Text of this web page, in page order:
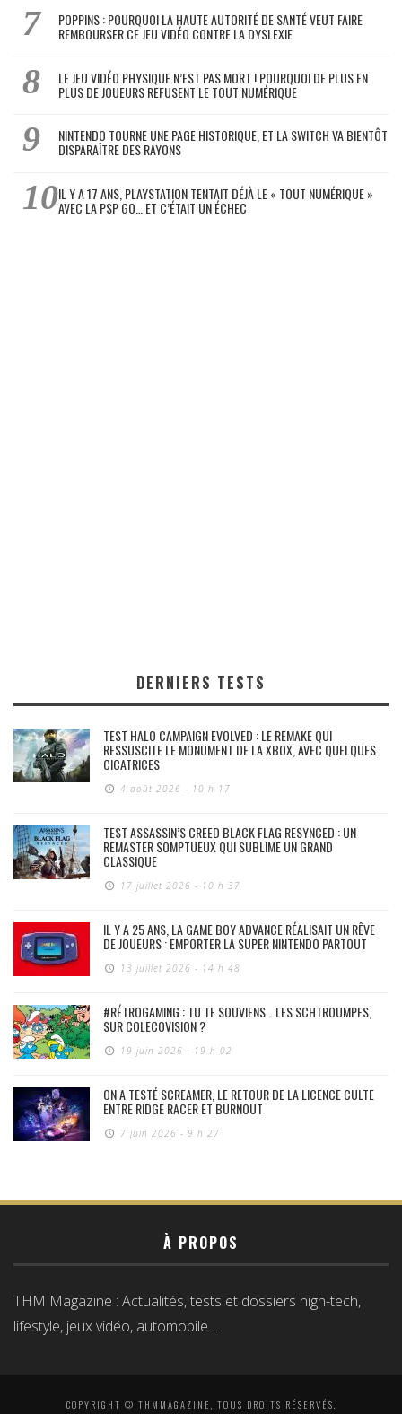
POPPINS : POURQUOI LA HAUTE AUTORITÉ DE SANTÉ VEUT FAIRE
REMBOURSER CE JEU VIDÉO CONTRE LA DYSLEXIE
LE JEU VIDÉO PHYSIQUE N’EST PAS MORT ! POURQUOI DE PLUS EN
PLUS DE JOUEURS REFUSENT LE TOUT NUMÉRIQUE
NINTENDO TOURNE UNE PAGE HISTORIQUE, ET LA SWITCH VA BIENTÔT
DISPARAÎTRE DES RAYONS
IL Y A 17 ANS, PLAYSTATION TENTAIT DÉJÀ LE « TOUT NUMÉRIQUE »
AVEC LA PSP GO… ET C’ÉTAIT UN ÉCHEC
DERNIERS TESTS
TEST HALO CAMPAIGN EVOLVED : LE REMAKE QUI
RESSUSCITE LE MONUMENT DE LA XBOX, AVEC QUELQUES
CICATRICES
4 août 2026 - 10 h 17
TEST ASSASSIN’S CREED BLACK FLAG RESYNCED : UN
REMASTER SOMPTUEUX QUI SUBLIME UN GRAND
CLASSIQUE
17 juillet 2026 - 10 h 37
IL Y A 25 ANS, LA GAME BOY ADVANCE RÉALISAIT UN RÊVE
DE JOUEURS : EMPORTER LA SUPER NINTENDO PARTOUT
13 juillet 2026 - 14 h 48
#RÉTROGAMING : TU TE SOUVIENS… LES SCHTROUMPFS,
SUR COLECOVISION ?
19 juin 2026 - 19 h 02
ON A TESTÉ SCREAMER, LE RETOUR DE LA LICENCE CULTE
ENTRE RIDGE RACER ET BURNOUT
7 juin 2026 - 9 h 27
À PROPOS
THM Magazine : Actualités, tests et dossiers high-tech,
lifestyle, jeux vidéo, automobile…
COPYRIGHT © THMMAGAZINE, TOUS DROITS RÉSERVÉS.